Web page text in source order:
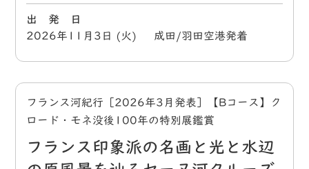
出 発 日
2026年11月3日 (火) 成田/羽田空港発着
フランス河紀行［2026年3月発表］【Bコース】ク
ロード・モネ没後100年の特別展鑑賞
フランス印象派の名画と光と水辺